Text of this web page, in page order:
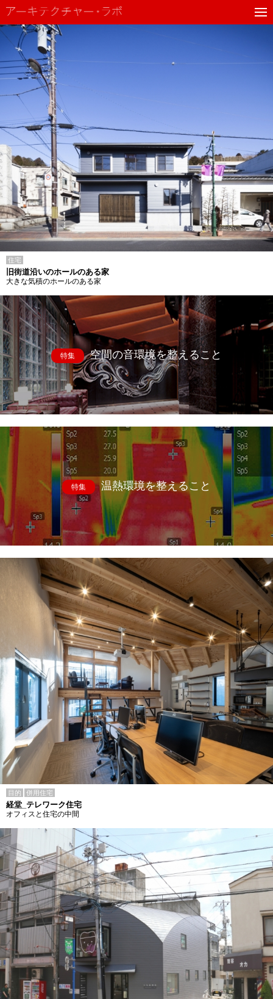
住宅
旧街道沿いのホールのある家
大きな気積のホールのある家
特集 空間の音環境を整えること
特集 温熱環境を整えること
目的 併用住宅
経堂_テレワーク住宅
オフィスと住宅の中間